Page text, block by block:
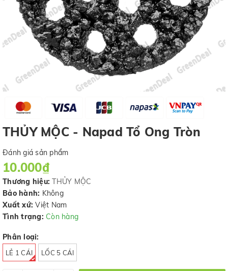
THỦY MỘC - Napad Tổ Ong Tròn
Đánh giá sản phẩm
10.000₫
Thương hiệu: THỦY MỘC
Bảo hành: Không
Xuất xứ: Việt Nam
Tình trạng: Còn hàng
Phân loại:
LẺ 1 CÁI LỐC 5 CÁI